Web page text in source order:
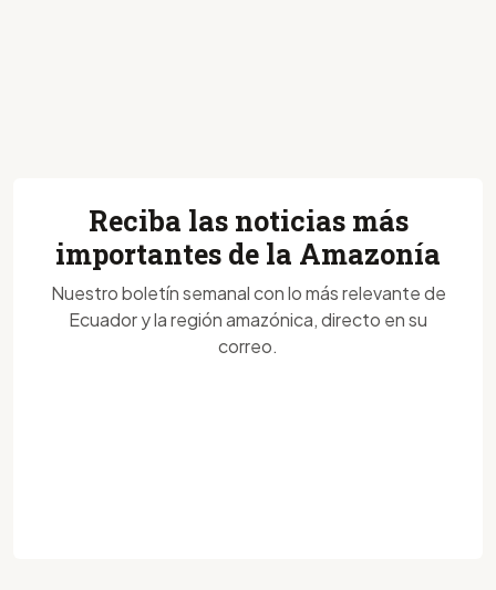
Reciba las noticias más
importantes de la Amazonía
Nuestro boletín semanal con lo más relevante de
Ecuador y la región amazónica, directo en su
correo.